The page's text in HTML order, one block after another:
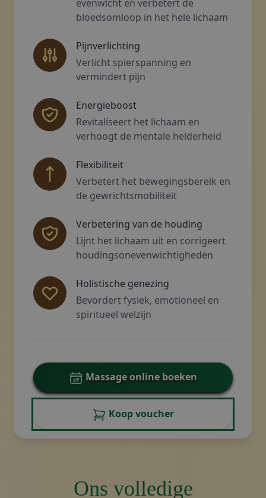
evenwicht en verbetert de
bloedsomloop in het hele lichaam
Pijnverlichting
Verlicht spierspanning en
vermindert pijn
Energieboost
Revitaliseert het lichaam en
verhoogt de mentale helderheid
Flexibiliteit
Verbetert het bewegingsbereik en
de gewrichtsmobiliteit
Verbetering van de houding
Lijnt het lichaam uit en corrigeert
houdingsonevenwichtigheden
Holistische genezing
Bevordert fysiek, emotioneel en
spiritueel welzijn
Massage online boeken
Koop voucher
Ons volledige